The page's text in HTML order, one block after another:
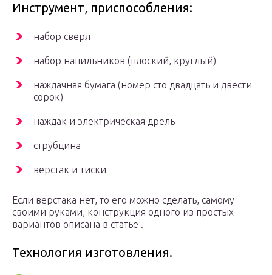
Инструмент, приспособления:
набор сверл
набор напильников (плоский, круглый)
наждачная бумага (номер сто двадцать и двести
сорок)
наждак и электрическая дрель
струбцина
верстак и тиски
Если верстака нет, то его можно сделать, самому
своими руками, конструкция одного из простых
вариантов описана в статье .
Технология изготовления.